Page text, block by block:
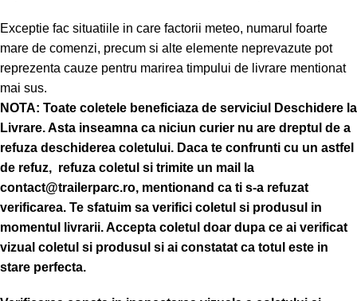
Exceptie fac situatiile in care factorii meteo, numarul foarte
mare de comenzi, precum si alte elemente neprevazute pot
reprezenta cauze pentru marirea timpului de livrare mentionat
mai sus.
NOTA: Toate coletele beneficiaza de serviciul Deschidere la
Livrare. Asta inseamna ca niciun curier nu are dreptul de a
refuza deschiderea coletului. Daca te confrunti cu un astfel
de refuz, refuza coletul si trimite un mail la
contact@trailerparc.ro, mentionand ca ti s-a refuzat
verificarea. Te sfatuim sa verifici coletul si produsul in
momentul livrarii. Accepta coletul doar dupa ce ai verificat
vizual coletul si produsul si ai constatat ca totul este in
stare perfecta.